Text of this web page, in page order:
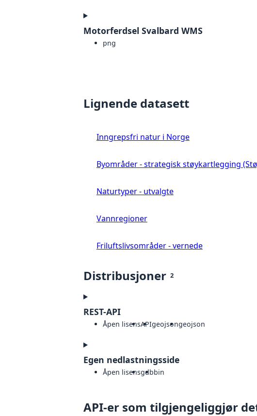
Motorferdsel Svalbard WMS
png
Lignende datasett
Inngrepsfri natur i Norge
Byområder - strategisk støykartlegging
Naturtyper - utvalgte
Vannregioner
Friluftslivsområder - vernede
Distribusjoner 2
REST-API
Åpen lisensAPIgeojsongeojson
Egen nedlastningsside
Åpen lisensgdbbin
API-er som tilgjengeliggjør